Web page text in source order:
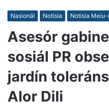
Nasionál Notísia Notísia Meiu-
Asesór
sosiál PR
jardín
Alor Dili